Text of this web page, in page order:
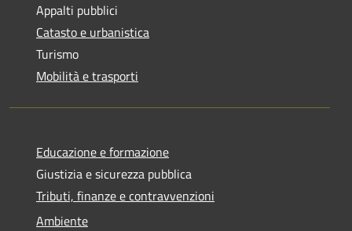
Appalti pubblici
Catasto e urbanistica
Turismo
Mobilità e trasporti
Educazione e formazione
Giustizia e sicurezza pubblica
Tributi, finanze e contravvenzioni
Ambiente